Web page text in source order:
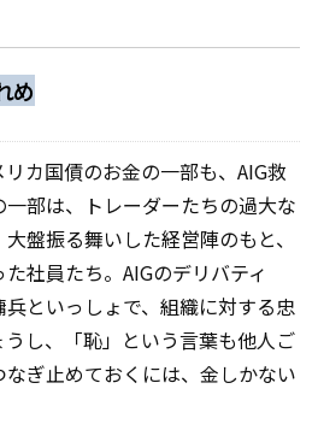
め
カ国債のお金の一部も、AIG救
部は、トレーダーたちの過大な
盤振る舞いした経営陣のもと、
社員たち。AIGのデリバティ
といっしょで、組織に対する忠
し、「恥」という言葉も他人ご
ぎ止めておくには、金しかない